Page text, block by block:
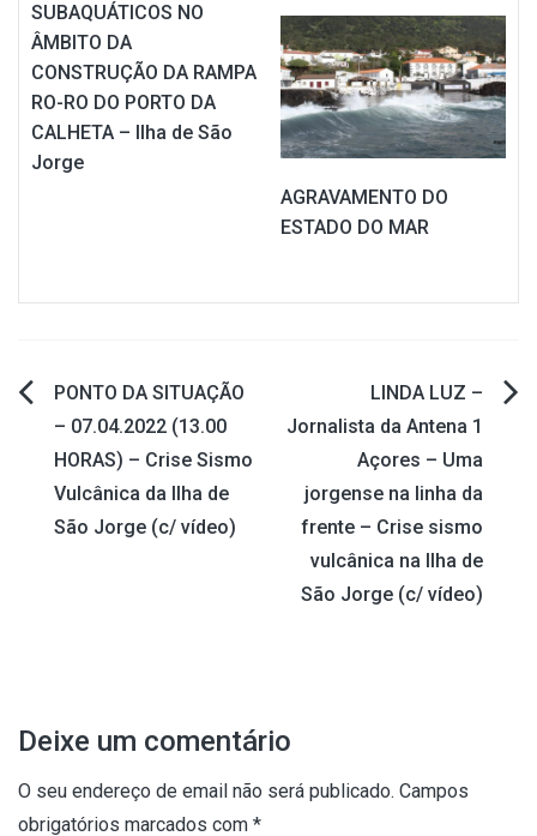
SUBAQUÁTICOS NO
ÂMBITO DA
CONSTRUÇÃO DA RAMPA
RO-RO DO PORTO DA
CALHETA – Ilha de São
Jorge
AGRAVAMENTO DO
ESTADO DO MAR
Navegação
de
artigos
PONTO DA SITUAÇÃO
– 07.04.2022 (13.00
HORAS) – Crise Sismo
Vulcânica da Ilha de
São Jorge (c/ vídeo)
LINDA LUZ –
Jornalista da Antena 1
Açores – Uma
jorgense na linha da
frente – Crise sismo
vulcânica na Ilha de
São Jorge (c/ vídeo)
Deixe um comentário
O seu endereço de email não será publicado. Campos
obrigatórios marcados com *